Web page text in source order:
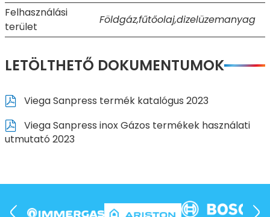
Felhasználási
terület
Földgáz,fűtőolaj,dizelüzemanyag
LETÖLTHETŐ DOKUMENTUMOK
Viega Sanpress termék katalógus 2023
Viega Sanpress inox Gázos termékek használati
utmutató 2023